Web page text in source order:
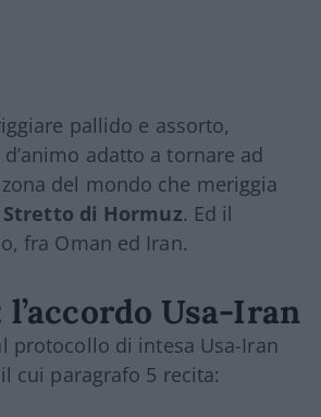
pallido e assorto,
adatto a tornare ad
del mondo che meriggia
Stretto di Hormuz. Ed il
fra Oman ed Iran.
l’accordo Usa-Iran
protocollo di intesa Usa-Iran
cui paragrafo 5 recita: